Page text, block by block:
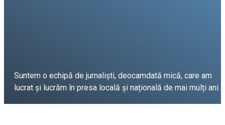
Suntem o echipă de jurnaliști, deocamdată mică, care am
lucrat și lucrăm în presa locală și națională de mai mulți ani.